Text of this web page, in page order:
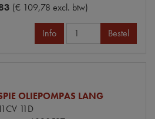
(€ 109,78 excl. btw)
Info Bestel
OLIEPOMPAS LANG
11D